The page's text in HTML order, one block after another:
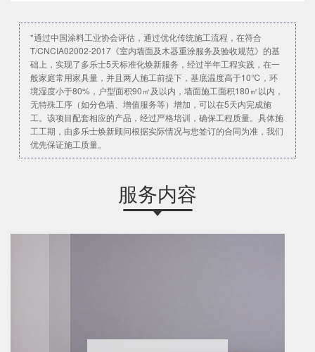
*通过中国涂料工业协会评估，通过优化传统施工流程，在符合
T/CNCIA02002-2017《室内墙面及木器重涂服务及验收规范》的基
础上，实现了多乐士5天标准化焕新服务，经过半年工程实践，在一
般家庭常用家具量，并且两人施工前提下，基底温度高于10℃，环
境湿度小于80%，户型面积90㎡及以内，墙面施工面积180㎡以内，
无特殊工序（如分色墙、增值服务等）增加，可以在5天内完成施
工。该项目配套相应的产品，经过严格培训，确保工程质量。具体施
工工期，由多乐士焕新顾问根据实际情况与您签订的合同为准，我们
优先保证施工质量。
服务内容